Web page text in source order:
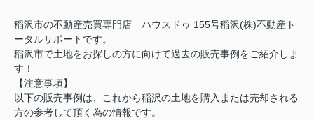
稲沢市の不動産売買専門店 ハウスドゥ 155号稲沢(株)不動産ト
ータルサポートです。
稲沢市で土地をお探しの方に向けて過去の販売事例をご紹介しま
す！
【注意事項】
以下の販売事例は、これから稲沢の土地を購入または売却される
方の参考して頂く為の情報です。